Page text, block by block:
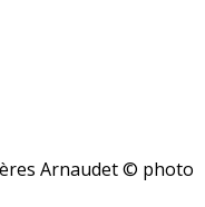
Arnaudet© photo